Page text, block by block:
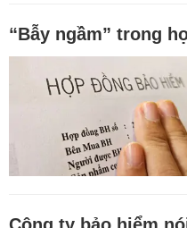
“Bẫy ngầm” trong